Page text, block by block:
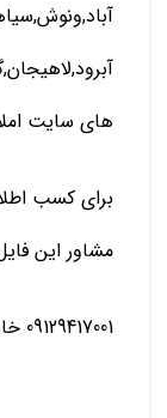
های سایت
برای کسب
مشاور این
09129417001 خانم کثیری